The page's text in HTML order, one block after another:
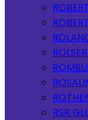
ROLSER
RSR